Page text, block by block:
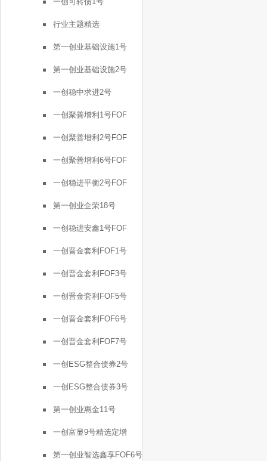
行业主题精选
第一创业基础设施1号
第一创业基础设施2号
一创稳中求进2号
一创聚善增利1号FOF
一创聚善增利2号FOF
一创聚善增利6号FOF
一创稳进平衡2号FOF
第一创业企荣18号
一创稳进安鑫1号FOF
一创晋金套利FOF1号
一创晋金套利FOF3号
一创晋金套利FOF5号
一创晋金套利FOF6号
一创晋金套利FOF7号
一创ESG整合债券2号
一创ESG整合债券3号
第一创业惠金11号
一创富显9号精选定增
第一创业智选鑫享FOF6号